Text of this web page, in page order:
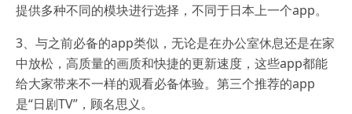
提供多种不同的模块进行选择，不同于日本上一个app。
3、与之前必备的app类似，无论是在办公室休息还是在家
中放松，高质量的画质和快捷的更新速度，这些app都能
给大家带来不一样的观看必备体验。第三个推荐的app
是“日剧TV”，顾名思义。